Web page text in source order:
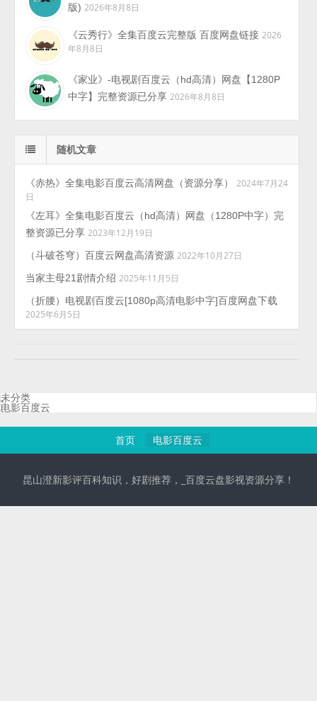
版) 2026年8月8日
《云秀行》全集百度云完整版 百度网盘链接 2026
年8月8日
《家业》-电视剧百度云（hd高清）网盘【1280P
中字】完整资源已分享 2026年8月8日
随机文章
《赤热》全集电影百度云高清网盘（资源分享）
2024年7月24
日
《左耳》全集电影百度云（hd高清）网盘（1280P中字）完
整资源已分享 2023年12月19日
（斗破苍穹）百度云网盘高清资源 2022年10月27日
当家主母21剧情介绍 2025年11月5日
（折腰）电视剧百度云[1080p高清电影中字]百度网盘下载
2025年6月5日
未分类
电影百度云
首页 电影百度云
昆山澄新影评百科知识，好剧推荐，_百度云盘影视资源分享！